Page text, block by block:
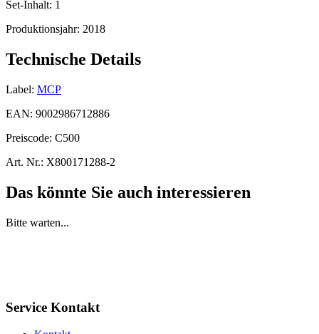
Set-Inhalt: 1
Produktionsjahr: 2018
Technische Details
Label: MCP
EAN: 9002986712886
Preiscode: C500
Art. Nr.: X800171288-2
Das könnte Sie auch interessieren
Bitte warten...
Service Kontakt